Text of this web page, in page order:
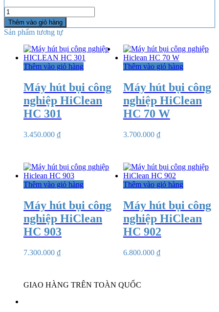
Số
lượng
Thêm vào giỏ hàng
Sản phẩm tương tự
Thêm vào giỏ hàng
Máy hút bụi công
nghiệp HiClean
HC 301
3.450.000 ₫
Thêm vào giỏ hàng
Máy hút bụi công
nghiệp HiClean
HC 70 W
3.700.000 ₫
Thêm vào giỏ hàng
Máy hút bụi công
nghiệp HiClean
HC 903
7.300.000 ₫
Thêm vào giỏ hàng
Máy hút bụi công
nghiệp HiClean
HC 902
6.800.000 ₫
GIAO HÀNG TRÊN TOÀN QUỐC